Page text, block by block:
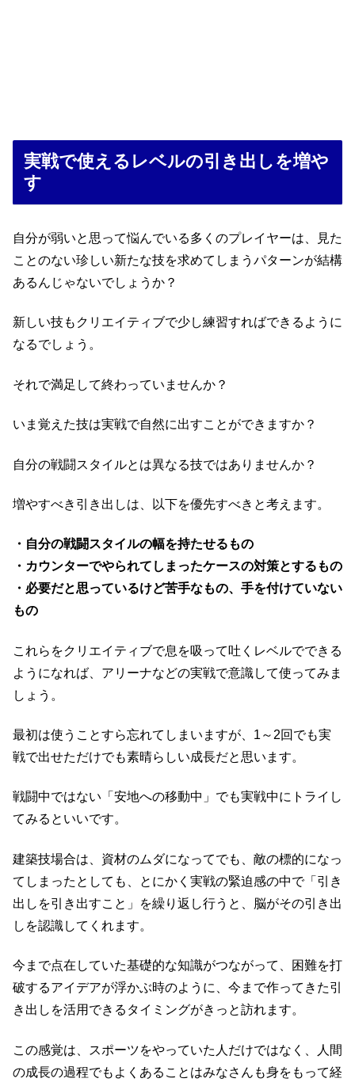
実戦で使えるレベルの引き出しを増や
す
自分が弱いと思って悩んでいる多くのプレイヤーは、見た
ことのない珍しい新たな技を求めてしまうパターンが結構
あるんじゃないでしょうか？
新しい技もクリエイティブで少し練習すればできるように
なるでしょう。
それで満足して終わっていませんか？
いま覚えた技は実戦で自然に出すことができますか？
自分の戦闘スタイルとは異なる技ではありませんか？
増やすべき引き出しは、以下を優先すべきと考えます。
・自分の戦闘スタイルの幅を持たせるもの
・カウンターでやられてしまったケースの対策とするもの
・必要だと思っているけど苦手なもの、手を付けていない
もの
これらをクリエイティブで息を吸って吐くレベルでできる
ようになれば、アリーナなどの実戦で意識して使ってみま
しょう。
最初は使うことすら忘れてしまいますが、1～2回でも実
戦で出せただけでも素晴らしい成長だと思います。
戦闘中ではない「安地への移動中」でも実戦中にトライし
てみるといいです。
建築技場合は、資材のムダになってでも、敵の標的になっ
てしまったとしても、とにかく実戦の緊迫感の中で「引き
出しを引き出すこと」を繰り返し行うと、脳がその引き出
しを認識してくれます。
今まで点在していた基礎的な知識がつながって、困難を打
破するアイデアが浮かぶ時のように、今まで作ってきた引
き出しを活用できるタイミングがきっと訪れます。
この感覚は、スポーツをやっていた人だけではなく、人間
の成長の過程でもよくあることはみなさんも身をもって経